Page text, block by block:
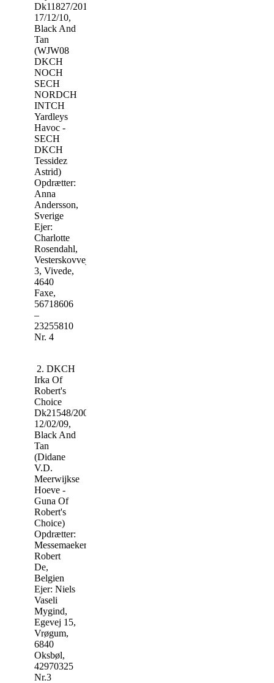
Dk11827/2011,
17/12/10,
Black And
Tan
(WJW08
DKCH
NOCH
SECH
NORDCH
INTCH
Yardleys
Havoc -
SECH
DKCH
Tessidez
Astrid)
Opdrætter:
Anna
Andersson,
Sverige
Ejer:
Charlotte
Rosendahl,
Vesterskovvej
3, Vivede,
4640
Faxe,
56718606
–
23255810
Nr. 4
2. DKCH
Irka Of
Robert's
Choice
Dk21548/2009,
12/02/09,
Black And
Tan
(Didane
V.D.
Meerwijkse
Hoeve -
Guna Of
Robert's
Choice)
Opdrætter:
Messemaeker,
Robert
De,
Belgien
Ejer: Niels
Vaseli
Mygind,
Egevej 15,
Vrøgum,
6840
Oksbøl,
42970325
Nr.3